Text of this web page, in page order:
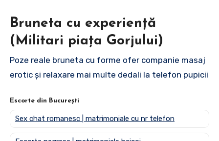
Bruneta cu experiență
(Militari piața Gorjului)
Poze reale bruneta cu forme ofer companie masaj
erotic și relaxare mai multe dedali la telefon pupicii
Escorte din București
Sex chat romanesc | matrimoniale cu nr telefon